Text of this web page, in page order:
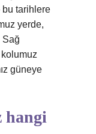
bu tarihlere
yerde,
Sağ
güneye
hangi